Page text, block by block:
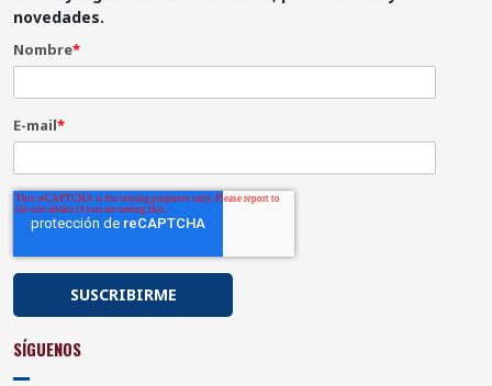
novedades.
Nombre*
E-mail*
SÍGUENOS